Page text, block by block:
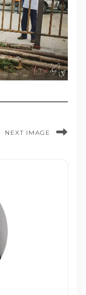
NEXT IMAGE